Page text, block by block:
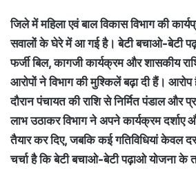
जिले में महिला एवं बाल विकास विभाग की
सवालों के घेरे में आ गई है। बेटी बचाओ-बेटी
फर्जी बिल, कागजी कार्यक्रम और शासकीय
आरोपों ने विभाग की मुश्किलें बढ़ा दी हैं।
दौरान पंचायत की राशि से निर्मित पंडाल और
लाभ उठाकर विभाग ने अपने कार्यक्रम
तैयार कर दिए, जबकि कई गतिविधियां केवल
चर्चा है कि बेटी बचाओ-बेटी पढ़ाओ योजना के